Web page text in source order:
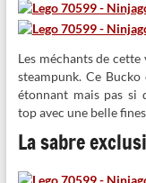
Les méchants de
steampunk. Ce
étonnant mais pas si
top avec une belle
La sabre